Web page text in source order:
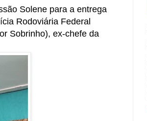
Solene para a entrega
Rodoviária Federal
Sobrinho), ex-chefe da